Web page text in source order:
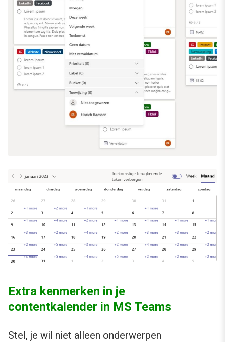
Extra kenmerken in je
contentkalender in MS Teams
Stel, je wil niet alleen onderwerpen